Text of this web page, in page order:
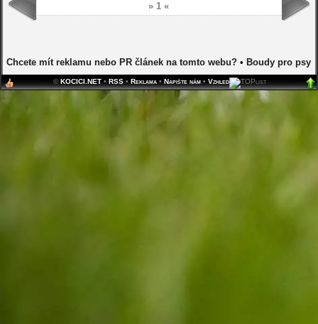
» 1 «
Chcete mít reklamu nebo PR článek na tomto webu? • Boudy pro psy
©KOCICI.NET •RSS •Reklama •Napište nám •Vzhled